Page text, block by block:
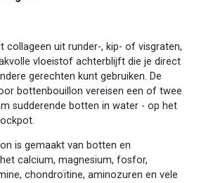
collageen uit runder-, kip- of visgraten,
vloeistof achterblijft die je direct
gerechten kunt gebruiken. De
bottenbouillon vereisen een of twee
sudderende botten in water - op het
is gemaakt van botten en
calcium, magnesium, fosfor,
chondroïtine, aminozuren en vele